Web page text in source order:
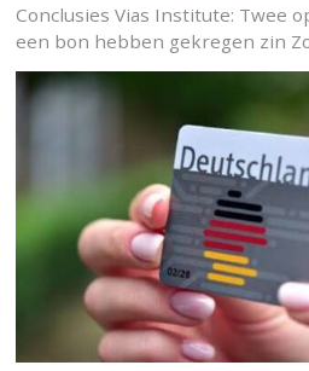
Conclusies Vias Institute: Twee
een bon hebben gekregen zin